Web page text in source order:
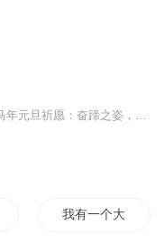
我有一个大尾巴